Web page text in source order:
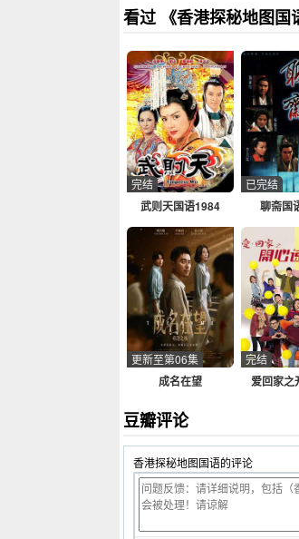
看过 《香港探秘地图国
武则天国语1984
完结
聊斋国
已完结
成名在望
更新至第06集
爱回家之
完结
豆瓣评论
香港探秘地图国语的评论